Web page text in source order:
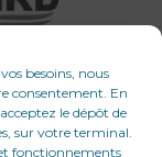
besoins, nous
consentement. En
le dépôt de
sur votre terminal.
fonctionnements